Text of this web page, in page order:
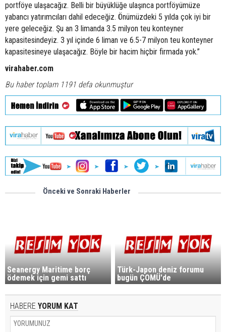
portföye ulaşacağız. Belli bir büyüklüğe ulaşınca portföyümüze
yabancı yatırımcıları dahil edeceğiz. Önümüzdeki 5 yılda çok iyi bir
yere geleceğiz. Şu an 3 limanda 3.5 milyon teu konteyner
kapasitesindeyiz. 3 yıl içinde 6 liman ve 6.5-7 milyon teu konteyner
kapasitesineye ulaşacağız. Böyle bir hacim hiçbir firmada yok.”
virahaber.com
Bu haber toplam 1191 defa okunmuştur
Önceki ve Sonraki Haberler
Seanergy Maritime borç
ödemek için gemi sattı
Türk-Japon deniz forumu
bugün ÇOMÜ'de
HABERE YORUM KAT